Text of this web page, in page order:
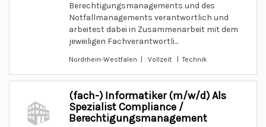
Berechtigungsmanagements und des
Notfallmanagements verantwortlich und
arbeitest dabei in Zusammenarbeit mit dem
jeweiligen Fachverantwortli...
Nordrhein-Westfalen | Vollzeit | Technik
(fach-) Informatiker (m/w/d) Als
Spezialist Compliance /
Berechtigungsmanagement